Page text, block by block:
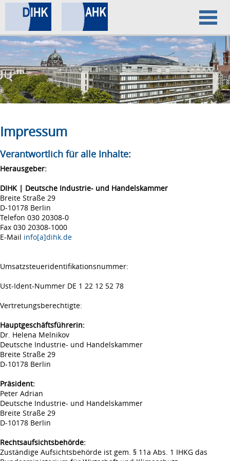
Home
Datenschutz
Impressum
Impressum
Verantwortlich für alle Inhalte:
Herausgeber:
DIHK | Deutsche Industrie- und Handelskammer
Breite Straße 29
D-10178 Berlin
Telefon 030 20308-0
Fax 030 20308-1000
E-Mail info[a]dihk.de
Umsatzsteueridentifikationsnummer:
Ust-Ident-Nummer DE 1 22 12 52 78
Vertretungsberechtigte:
Hauptgeschäftsführerin:
Dr. Helena Melnikov
Deutsche Industrie- und Handelskammer
Breite Straße 29
D-10178 Berlin
Präsident:
Peter Adrian
Deutsche Industrie- und Handelskammer
Breite Straße 29
D-10178 Berlin
Rechtsaufsichtsbehörde:
Zuständige Aufsichtsbehörde ist gem. § 11a Abs. 1 IHKG das